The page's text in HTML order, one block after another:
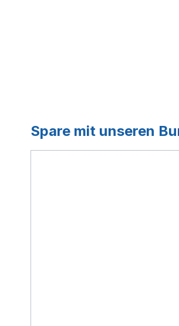
Spare mit unseren